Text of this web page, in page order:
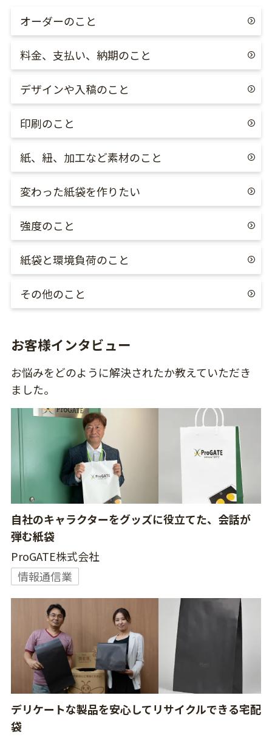
オーダーのこと
料金、支払い、納期のこと
デザインや入稿のこと
印刷のこと
紙、紐、加工など素材のこと
変わった紙袋を作りたい
強度のこと
紙袋と環境負荷のこと
その他のこと
お客様インタビュー
お悩みをどのように解決されたか教えていただき
ました。
自社のキャラクターをグッズに役立てた、会話が
弾む紙袋
ProGATE株式会社
情報通信業
デリケートな製品を安心してリサイクルできる宅配
袋